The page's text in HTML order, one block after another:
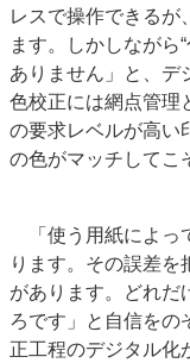
レスで操作できるが
ます。しかしながら
ありません」と、デ
色校正には網点管理
の要求レベルが高い
の色がマッチしてこ
「使う用紙によっ
ります。その誤差を
があります。どれだ
ろです」と自信をの
正工程のデジタル化